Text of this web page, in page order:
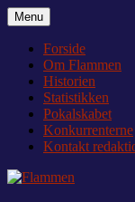
Videre
til
indhold
Flammen
Nyheder og debat om
Menu
Forside
Om Flammen
Historien
Statistikken
Pokalskabet
Konkurrenterne
Kontakt